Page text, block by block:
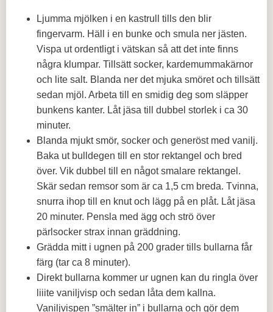
Ljumma mjölken i en kastrull tills den blir
fingervarm. Häll i en bunke och smula ner jästen.
Vispa ut ordentligt i vätskan så att det inte finns
några klumpar. Tillsätt socker, kardemummakärnor
och lite salt. Blanda ner det mjuka smöret och tillsätt
sedan mjöl. Arbeta till en smidig deg som släpper
bunkens kanter. Låt jäsa till dubbel storlek i ca 30
minuter.
Blanda mjukt smör, socker och generöst med vanilj.
Baka ut bulldegen till en stor rektangel och bred
över. Vik dubbel till en något smalare rektangel.
Skär sedan remsor som är ca 1,5 cm breda. Tvinna,
snurra ihop till en knut och lägg på en plåt. Låt jäsa
20 minuter. Pensla med ägg och strö över
pärlsocker strax innan gräddning.
Grädda mitt i ugnen på 200 grader tills bullarna får
färg (tar ca 8 minuter).
Direkt bullarna kommer ur ugnen kan du ringla över
liiite vaniljvisp och sedan låta dem kallna.
Vaniljvispen ”smälter in” i bullarna och gör dem